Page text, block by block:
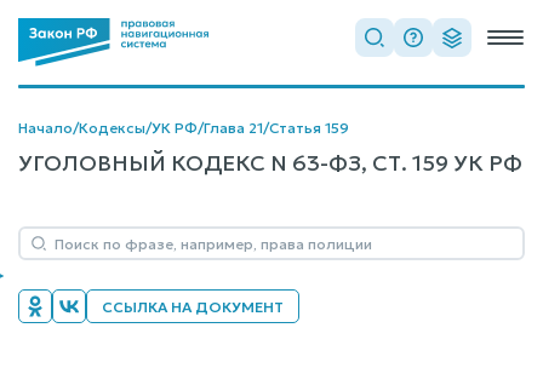
Начало/Кодексы/УК РФ/Глава 21/Статья 159
УГОЛОВНЫЙ КОДЕКС N 63-ФЗ, СТ. 159 УК РФ
ССЫЛКА НА ДОКУМЕНТ